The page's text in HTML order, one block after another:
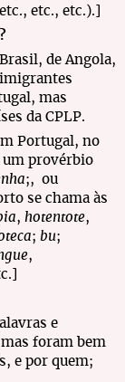
etc., etc.).]
de Angola,
mas
da CPLP.
Portugal, no
um provérbio
;, ou
se chama às
, hotentote,
; bu;
,
e
foram bem
e por quem;